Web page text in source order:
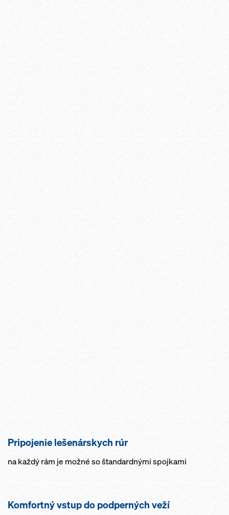
Pripojenie lešenárskych rúr
na každý rám je možné so štandardnými spojkami
Komfortný vstup do podperných veží